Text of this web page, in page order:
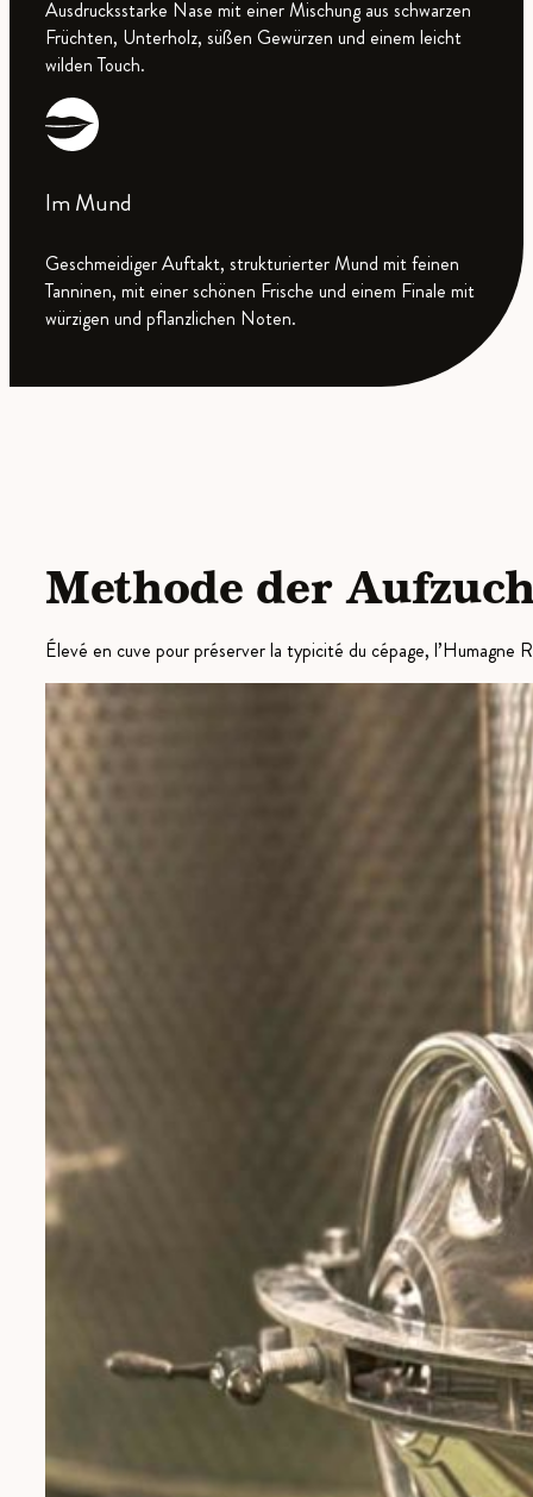
Ausdrucksstarke Nase mit einer Mischung aus schwarzen
Früchten, Unterholz, süßen Gewürzen und einem leicht
wilden Touch.
Im Mund
Geschmeidiger Auftakt, strukturierter Mund mit feinen
Tanninen, mit einer schönen Frische und einem Finale mit
würzigen und pflanzlichen Noten.
Methode der
Élevé en cuve pour préserver la typicité du cépage,